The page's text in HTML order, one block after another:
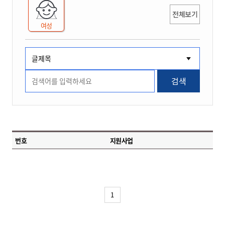
여성
전체보기
검색
번호 지원사업
1